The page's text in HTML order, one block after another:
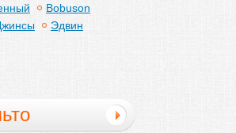
Bobuson
Эдвин